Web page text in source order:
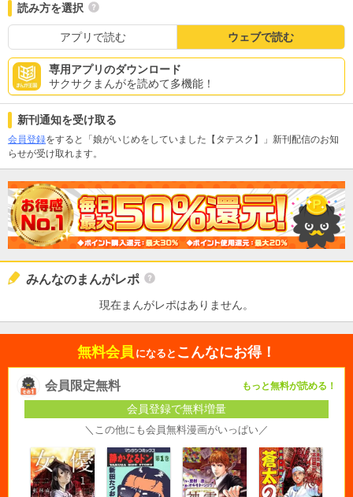
読み方を選択
アプリで読む ウェブで読む
専用アプリのダウンロード
サクサクまんがを読めて多機能！
新刊通知を受け取る
会員登録をすると「娘がいじめをしていました【タテスク】」新刊配信のお知
らせが受け取れます。
みんなのまんがレポ
現在まんがレポはありません。
無料会員 になると こんなにお得！
会員限定無料 もっと無料が読める！
会員登録で無料増量
＼この他にも会員無料漫画がいっぱい／